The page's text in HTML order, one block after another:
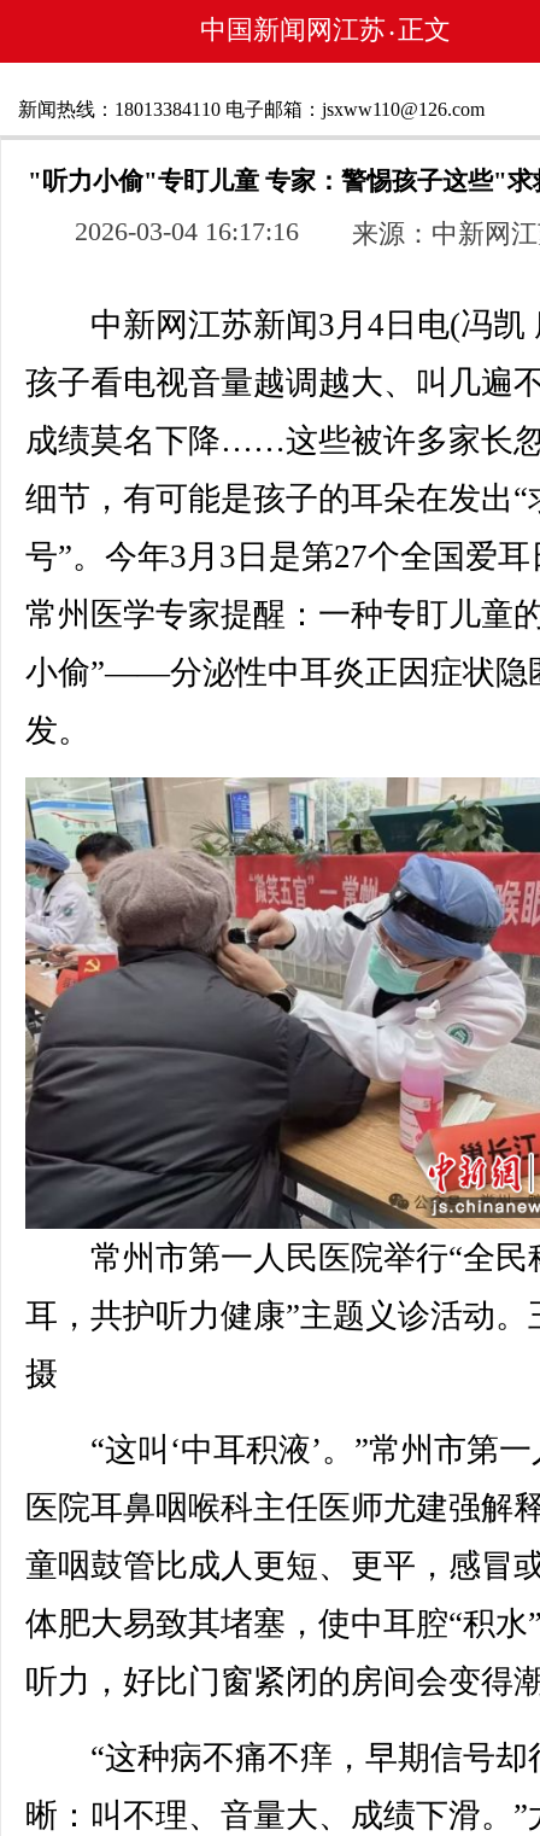
中国新闻网江苏 • 正文
新闻热线：18013384110 电子邮箱：jsxww110@126.com
"听力小偷"专盯儿童 专家：警惕孩子这些"
2026-03-04 16:17:16 来源：中新网
中新网江苏新闻3月4日电(冯凯
孩子看电视音量越调越大、叫几遍
成绩莫名下降……这些被许多家长
细节，有可能是孩子的耳朵在发出“
号”。今年3月3日是第27个全国爱耳
常州医学专家提醒：一种专盯儿童
小偷”——分泌性中耳炎正因症状隐
发。
常州市第一人民医院举行“全民
耳，共护听力健康”主题义诊活动。
摄
“这叫‘中耳积液’。”常州市第一
医院耳鼻咽喉科主任医师尤建强解
童咽鼓管比成人更短、更平，感冒
体肥大易致其堵塞，使中耳腔“积水
听力，好比门窗紧闭的房间会变得
“这种病不痛不痒，早期信号却
晰：叫不理、音量大、成绩下滑。”